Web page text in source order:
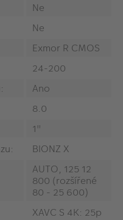
Ne
Ne
Exmor R CMOS
24-200
Ano
8.0
1"
BIONZ X
AUTO, 125 12
800 (rozšířené
80 - 25 600)
XAVC S 4K: 25p